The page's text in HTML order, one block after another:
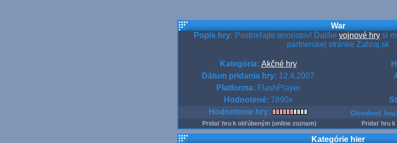
War
Popis hry: Postrieľajte teroristov! Ďalšie vojnové hry si
partnerskej stránke Zahraj.sk
Kategória: Akčné hry
Dátum pridania hry: 12.4.2007
Platforma: FlashPlayer
Hodnotené: 7890x
Hodnotenie hry:
Ohodnoť hru:
Pridať hru k obľúbeným (online zoznam) Pridať hru
Kategórie hier